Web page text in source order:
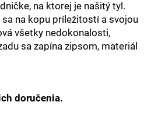
na ktorej je našitý tyl.
na kopu príležitostí a svojou
všetky nedokonalosti,
sa zapína zipsom, materiál
doručenia.